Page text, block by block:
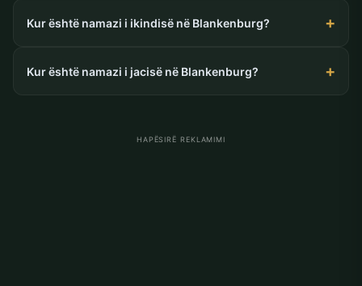
Kur është namazi i ikindisë në Blankenburg?
Kur është namazi i jacisë në Blankenburg?
HAPËSIRË REKLAMIMI